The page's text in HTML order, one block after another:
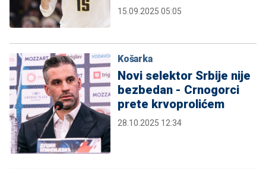
15.09.2025 05:05
Košarka
Novi selektor Srbije nije
bezbedan - Crnogorci
prete krvoprolićem
28.10.2025 12:34